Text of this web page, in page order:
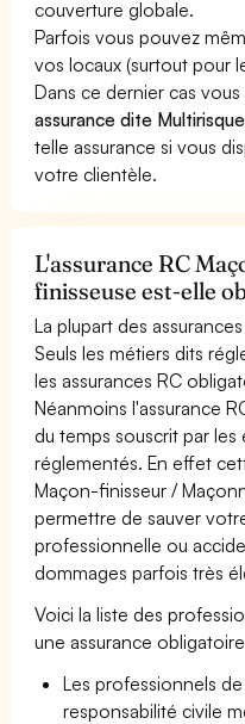
couverture globale.
Parfois vous pouvez
vos locaux (surtout pour
Dans ce dernier cas
assurance dite Multirisque
telle assurance si vous
votre clientèle.
L'assurance RC
finisseuse est-elle
La plupart des
Seuls les métiers dits
les assurances RC
Néanmoins l'assurance
du temps souscrit par
réglementés. En effet
Maçon-finisseur /
permettre de sauver
professionnelle ou
dommages parfois très
Voici la liste des
une assurance
Les professionnels
responsabilité civile